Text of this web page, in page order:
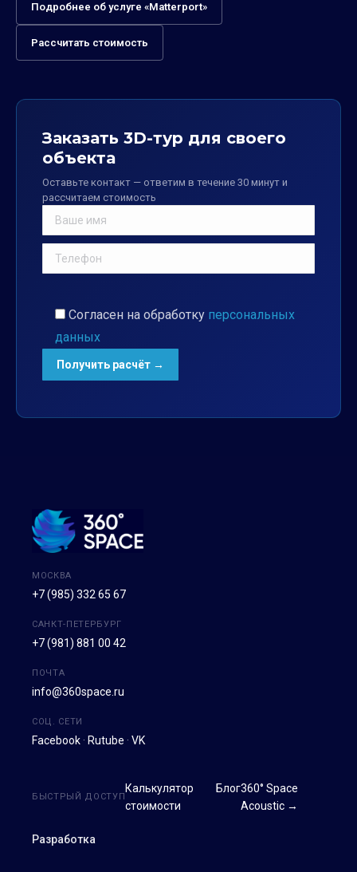
Подробнее об услуге «Matterport»
Рассчитать стоимость
Заказать 3D-тур для своего
объекта
Оставьте контакт — ответим в течение 30 минут и
рассчитаем стоимость
Согласен на обработку персональных
данных
МОСКВА
+7 (985) 332 65 67
САНКТ-ПЕТЕРБУРГ
+7 (981) 881 00 42
ПОЧТА
info@360space.ru
СОЦ. СЕТИ
Facebook · Rutube · VK
Разработка
БЫСТРЫЙ ДОСТУП
Калькулятор
стоимости
Блог360° Space
Acoustic →